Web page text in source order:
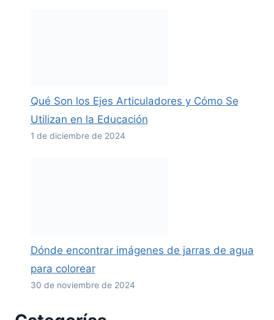
Qué Son los Ejes Articuladores y Cómo Se
Utilizan en la Educación
1 de diciembre de 2024
Dónde encontrar imágenes de jarras de agua
para colorear
30 de noviembre de 2024